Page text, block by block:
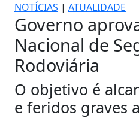
NOTÍCIAS | ATUALIDADE
Governo
Nacional de
Rodoviária
O objetivo é
e feridos graves